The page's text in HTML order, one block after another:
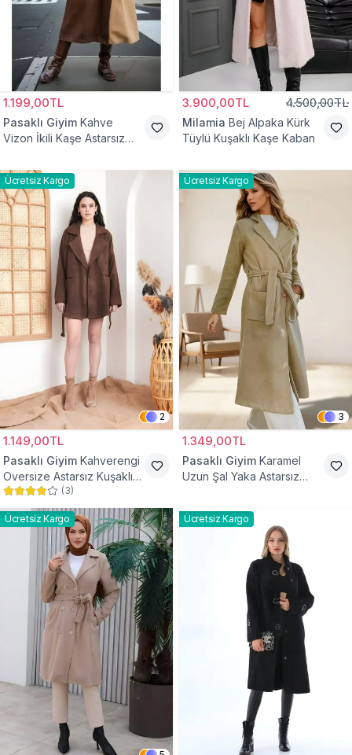
1.199,00TL
Pasaklı Giyim Kahve
Vizon İkili Kaşe Astarsız
3.900,00TL 4.500,00TL
Milamia Bej Alpaka Kürk
Tüylü Kuşaklı Kaşe Kaban
Ücretsiz Kargo
2
1.149,00TL
Pasaklı Giyim Kahverengi
Oversize Astarsız Kuşaklı
Tesettür Kaban
(3)
Ücretsiz Kargo
3
1.349,00TL
Pasaklı Giyim Karamel
Uzun Şal Yaka Astarsız
Ücretsiz Kargo Ücretsiz Kargo